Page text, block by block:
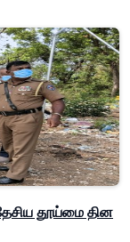
தூய்மை தின